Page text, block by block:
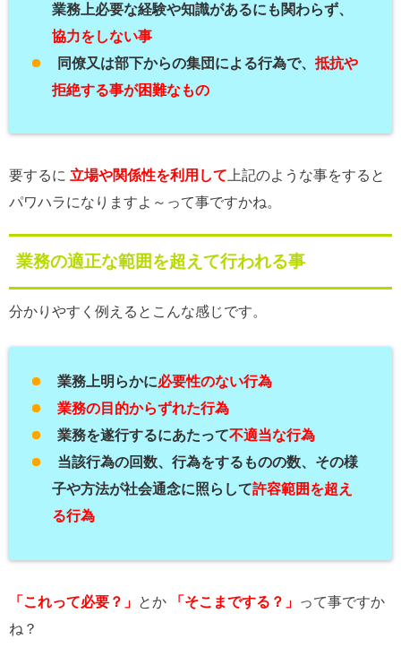
業務上必要な経験や知識があるにも関わらず、
協力をしない事
同僚又は部下からの集団による行為で、 抵抗や
拒絶する事が困難なもの
要するに 立場や関係性を利用して 上記のような事をすると
パワハラになりますよ～って事ですかね。
業務の適正な範囲を超えて行われる事
分かりやすく例えるとこんな感じです。
業務上明らかに必要性のない行為
業務の目的からずれた行為
業務を遂行するにあたって不適当な行為
当該行為の回数、行為をするものの数、その様
子や方法が社会通念に照らして許容範囲を超え
る行為
「これって必要？」 とか 「そこまでする？」 って事ですか
ね？